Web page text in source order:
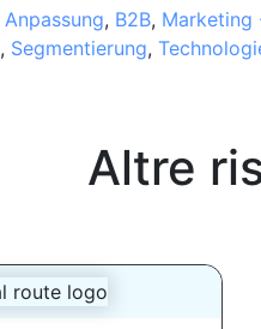
Anpassung, B2B, Marketing
, Segmentierung,
Altre